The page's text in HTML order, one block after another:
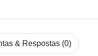
& Respostas (0)